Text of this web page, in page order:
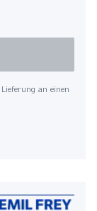
an einen